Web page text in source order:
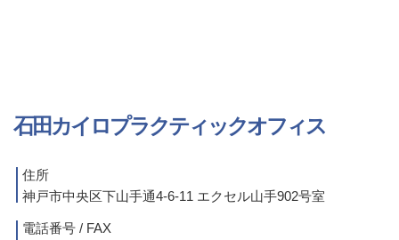
石田カイロプラクティックオフィス
住所
神戸市中央区下山手通4-6-11 エクセル山手902号室
電話番号 / FAX